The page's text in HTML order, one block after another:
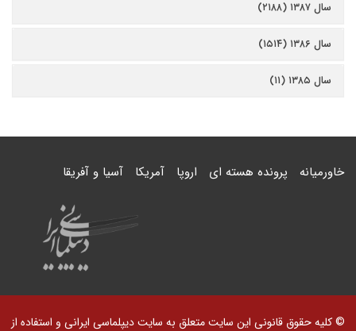
سال ۱۳۸۷ (۲۱۸۸)
سال ۱۳۸۶ (۱۵۱۴)
سال ۱۳۸۵ (۱۱)
خاورمیانه پرونده هسته ای اروپا آمریکا آسیا و آفریقا
© کلیه حقوق قانونی این سایت متعلق به سایت دیپلماسی ایرانی و استفاده از